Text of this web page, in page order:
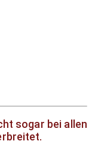
sogar bei allen